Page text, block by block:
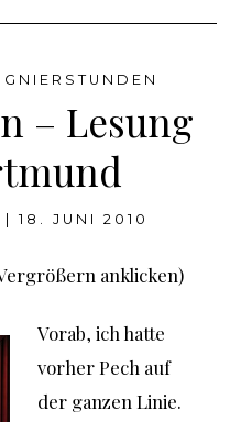
– Lesung
18. JUNI 2010
anklicken)
Vorab, ich hatte
vorher Pech auf
der ganzen Linie.